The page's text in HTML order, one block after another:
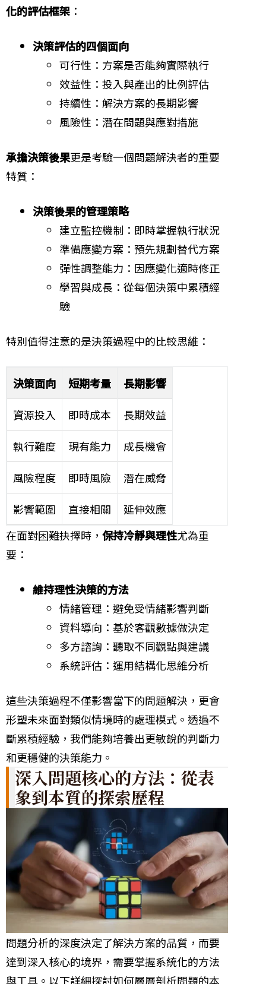
化的評估框架 ：
決策評估的四個面向
可行性：方案是否能夠實際執行
效益性：投入與產出的比例評估
持續性：解決方案的長期影響
風險性：潛在問題與應對措施
承擔決策後果更是考驗一個問題解決者的重要
特質：
決策後果的管理策略
建立監控機制：即時掌握執行狀況
準備應變方案：預先規劃替代方案
彈性調整能力：因應變化適時修正
學習與成長：從每個決策中累積經
驗
特別值得注意的是決策過程中的比較思維：
決策面向 短期考量 長期影響
資源投入 即時成本 長期效益
執行難度 現有能力 成長機會
風險程度 即時風險 潛在威脅
影響範圍 直接相關
延伸效應
在面對困難抉擇時， 保持冷靜與理性尤為重
要：
維持理性決策的方法
情緒管理：避免受情緒影響判斷
資料導向：基於客觀數據做決定
多方諮詢：聽取不同觀點與建議
系統評估：運用結構化思維分析
這些決策過程不僅影響當下的問題解決，更會
形塑未來面對類似情境時的處理模式。透過不
斷累積經驗，我們能夠培養出更敏銳的判斷力
和更穩健的決策能力。
深入問題核心的方法：從表
象到本質的探索歷程
問題分析的深度決定了解決方案的品質，而要
達到深入核心的境界，需要掌握系統化的方法
與工具。以下詳細探討如何層層剖析問題的本